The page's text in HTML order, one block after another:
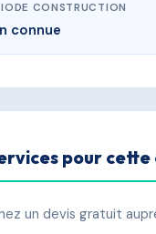
CONSTRUCTION
connue
pour
un devis gratuit